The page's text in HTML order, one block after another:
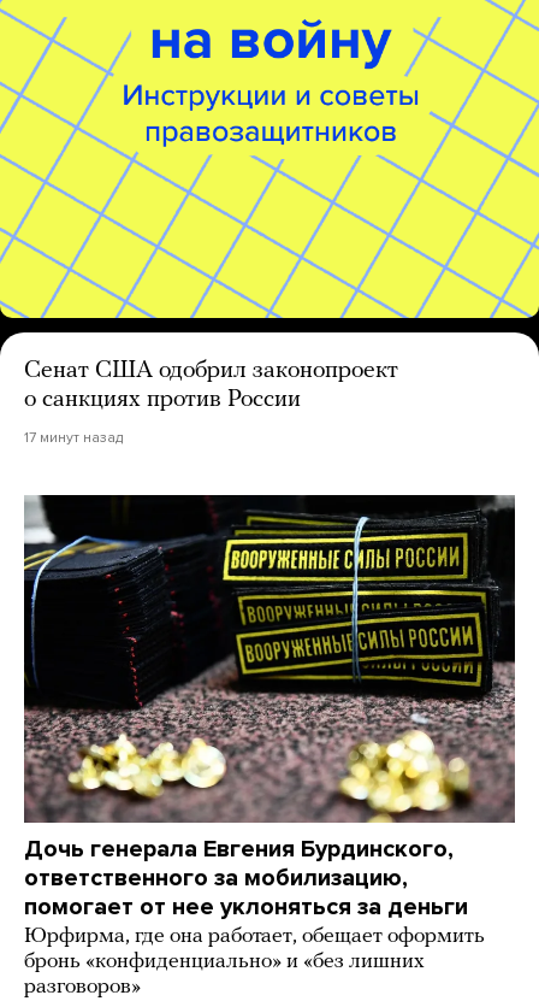
Сенат США одобрил законопроект
о санкциях против России
17 минут назад
Дочь генерала Евгения Бурдинского,
ответственного за мобилизацию,
помогает от нее уклоняться за деньги
Юрфирма, где она работает, обещает оформить
бронь «конфиденциально» и «без лишних
разговоров»